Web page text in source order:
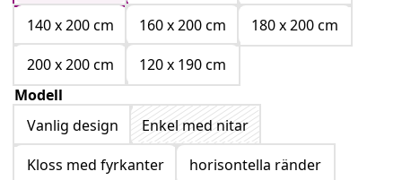
140 x 200 cm
160 x 200 cm
180 x 200 cm
200 x 200 cm
120 x 190 cm
Modell
Vanlig design
Enkel med nitar
Kloss med fyrkanter
horisontella ränder